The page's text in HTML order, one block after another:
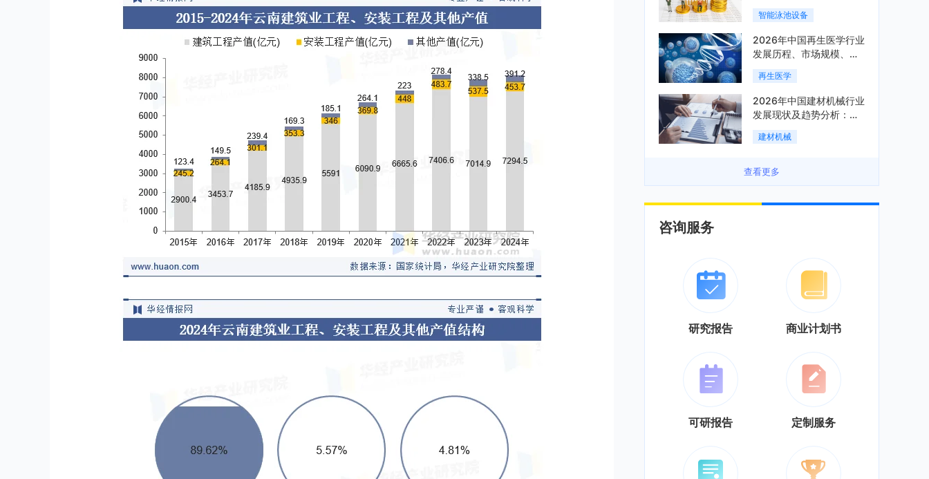
朝着系统集成、绿色节能
方向迭代「图」
智能泳池设备
2026年中国再生医学行业
发展历程、市场规模、相
关政策、产业链、竞争格
局及发展潜力分析「图」
再生医学
2026年中国建材机械行业
发展现状及趋势分析：企
业加速向“装备+系统+服
务”综合服务商转型「图」
建材机械
查看更多
咨询服务
研究报告 商业计划书
可研报告 定制服务